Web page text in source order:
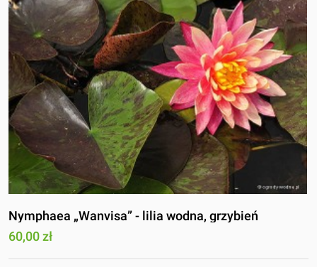
Nymphaea „Wanvisa” - lilia wodna, grzybień
60,00 zł